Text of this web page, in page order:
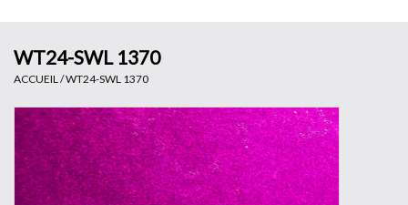
Finitions & Montage
Outillage
WT24-SWL 1370
ACCUEIL /WT24-SWL 1370